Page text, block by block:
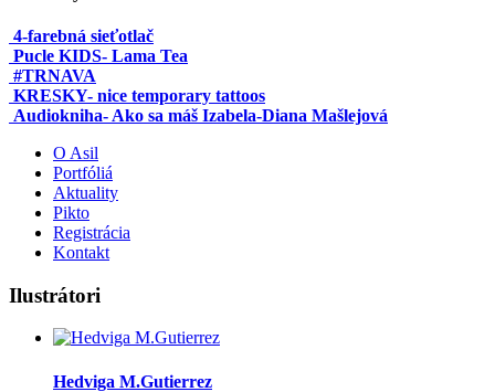
4-farebná sieťotlač
Pucle KIDS- Lama Tea
#TRNAVA
KRESKY- nice temporary tattoos
Audiokniha- Ako sa máš Izabela-Diana Mašlejová
O Asil
Portfóliá
Aktuality
Pikto
Registrácia
Kontakt
Ilustrátori
Hedviga M.Gutierrez